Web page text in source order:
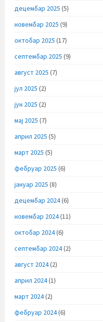
децембар 2025 (5)
новембар 2025 (9)
октобар 2025 (17)
септембар 2025 (9)
август 2025 (7)
јул 2025 (2)
јун 2025 (2)
мај 2025 (7)
април 2025 (5)
март 2025 (5)
фебруар 2025 (6)
јануар 2025 (8)
децембар 2024(6)
новембар 2024(11)
октобар 2024(6)
септембар 2024(2)
август 2024(2)
април 2024(1)
март 2024(2)
фебруар 2024(6)